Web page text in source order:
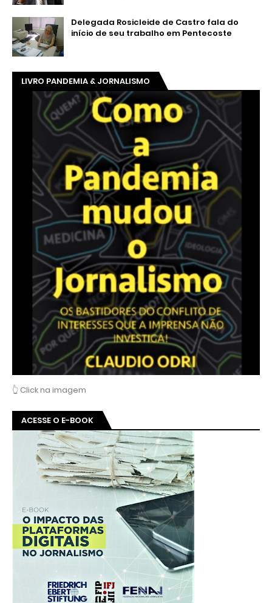
Delegada Rosicleide de Castro fala do
início de seu trabalho em Pentecoste
LIVRO PANDEMIA & JORNALISMO
👆 Click na imagem
ACESSE O E-BOOK